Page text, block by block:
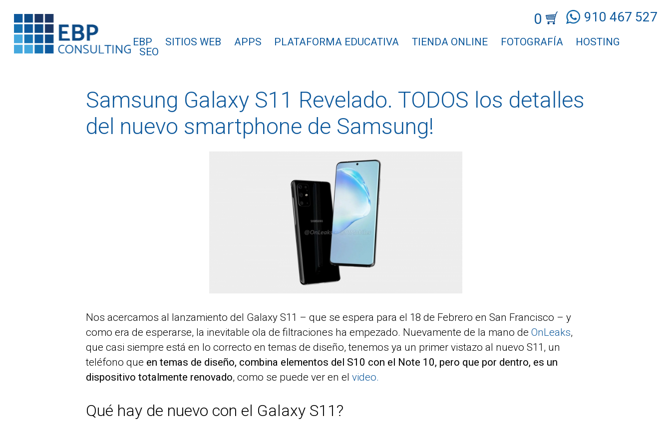
0 910 467 527
EBP SITIOS WEB APPS PLATAFORMA EDUCATIVA TIENDA ONLINE FOTOGRAFÍA
HOSTING
SEO
Samsung Galaxy S11 Revelado. TODOS los detalles
del nuevo smartphone de Samsung!
Nos acercamos al lanzamiento del Galaxy S11 – que se espera para el 18 de Febrero en San Francisco – y
como era de esperarse, la inevitable ola de filtraciones ha empezado. Nuevamente de la mano de OnLeaks,
que casi siempre está en lo correcto en temas de diseño, tenemos ya un primer vistazo al nuevo S11, un
teléfono que en temas de diseño, combina elementos del S10 con el Note 10, pero que por dentro, es un
dispositivo totalmente renovado, como se puede ver en el video.
Qué hay de nuevo con el Galaxy S11?